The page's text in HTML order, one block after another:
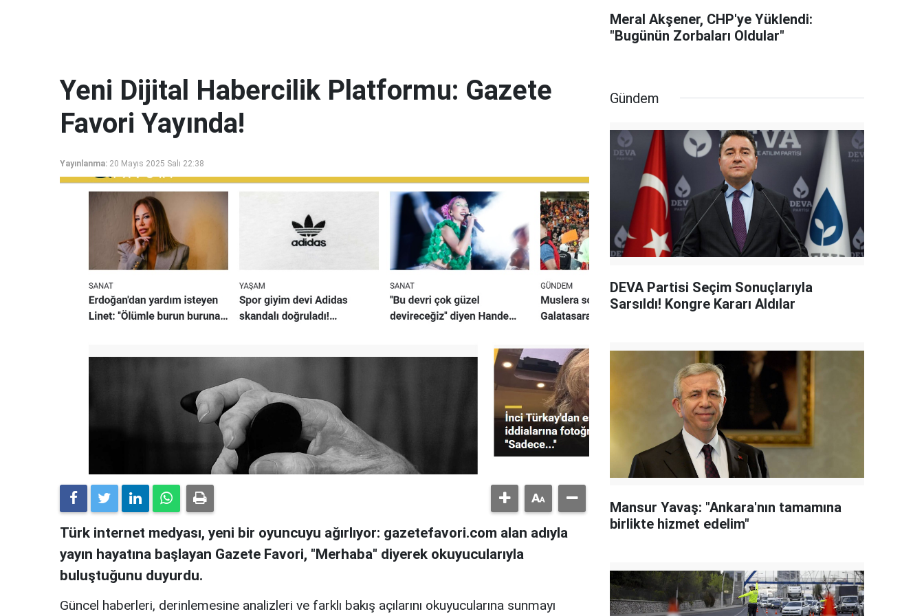
Meral Akşener, CHP'ye Yüklendi:
"Bugünün Zorbaları Oldular"
Yeni Dijital Habercilik Platformu: Gazete
Favori Yayında!
Yayınlanma: 20 Mayıs 2025 Salı 22:38
Türk internet medyası, yeni bir oyuncuyu ağırlıyor: gazetefavori.com alan adıyla
yayın hayatına başlayan Gazete Favori, "Merhaba" diyerek okuyucularıyla
buluştuğunu duyurdu.
Güncel haberleri, derinlemesine analizleri ve farklı bakış açılarını okuyucularına sunmayı
Gündem
DEVA Partisi Seçim Sonuçlarıyla
Sarsıldı! Kongre Kararı Aldılar
Mansur Yavaş: "Ankara'nın tamamına
birlikte hizmet edelim"